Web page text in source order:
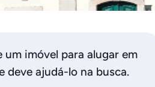
imóvel para alugar em
deve ajudá-lo na busca.